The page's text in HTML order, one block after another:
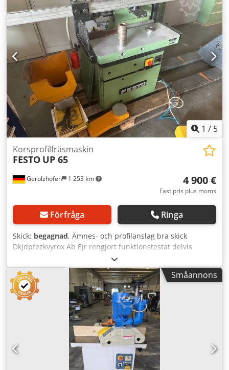
1 / 5
Gerolzhofen 1 253 km
Korsprofilfräsmaskin
FESTO UP 65
4 900 €
Fast pris plus moms
Förfråga Ringa
Skick: begagnad, Ämnes- och profilanslag bra skick
Dkjdpfezkvyrox Ab Ejr rengjort funktionstestat delvis
renoverat Tillverkare: Festo Typ: UP 65 Maskinnummer:
771226 Antal spindlar: 1 Spindeldiameter mm: 40
Spännhöjd/bredd mm: 200 Arbetsbredd mm: 200
Profilhöjd mm: 65 Fräshöjd mm: 110 Verktygsdiameter mm:
250 Varvtal rpm: 4300 Bordsstorlek mm: 660x350 Lyftbord
pneumatiskt Profilanslag Ämnesfixering pneumatiskt Motor
kW: 7,5 Dammuppsamlingsanslutning mm: 100
Utrymmesbehov ca. L x B x H mm: 1300x700x1200 Total
anslutningseffekt: 7,5 Lagerplats 97447 Gerolzhofen, fritt
lastat, oemballerat Överlämnas i befintligt skick, som det
besiktigats utan garanti och några som helst utfästelser
Småannons